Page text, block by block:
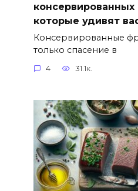
консервированных
которые удивят
Консервированные
только спасение в
4 31.1к.